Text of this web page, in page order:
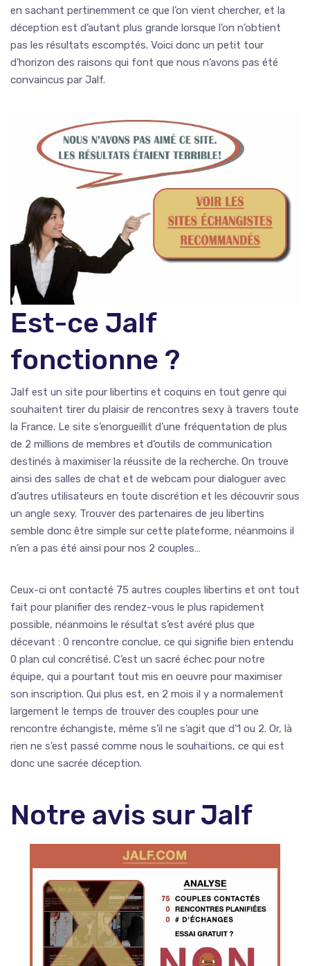
en sachant pertinemment ce que l’on vient chercher, et la
déception est d’autant plus grande lorsque l’on n’obtient
pas les résultats escomptés. Voici donc un petit tour
d’horizon des raisons qui font que nous n’avons pas été
convaincus par Jalf.
Est-ce Jalf
fonctionne ?
Jalf est un site pour libertins et coquins en tout genre qui
souhaitent tirer du plaisir de rencontres sexy à travers toute
la France. Le site s’enorgueillit d’une fréquentation de plus
de 2 millions de membres et d’outils de communication
destinés à maximiser la réussite de la recherche. On trouve
ainsi des salles de chat et de webcam pour dialoguer avec
d’autres utilisateurs en toute discrétion et les découvrir sous
un angle sexy. Trouver des partenaires de jeu libertins
semble donc être simple sur cette plateforme, néanmoins il
n’en a pas été ainsi pour nos 2 couples…
Ceux-ci ont contacté 75 autres couples libertins et ont tout
fait pour planifier des rendez-vous le plus rapidement
possible, néanmoins le résultat s’est avéré plus que
décevant : 0 rencontre conclue, ce qui signifie bien entendu
0 plan cul concrétisé. C’est un sacré échec pour notre
équipe, qui a pourtant tout mis en oeuvre pour maximiser
son inscription. Qui plus est, en 2 mois il y a normalement
largement le temps de trouver des couples pour une
rencontre échangiste, même s’il ne s’agit que d’1 ou 2. Or, là
rien ne s’est passé comme nous le souhaitions, ce qui est
donc une sacrée déception.
Notre avis sur Jalf